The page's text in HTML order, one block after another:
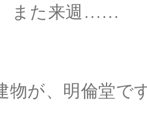
また来週……
が、明倫堂で